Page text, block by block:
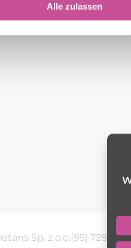
Alle zulassen
Sp. z o.o.(95) 728 70